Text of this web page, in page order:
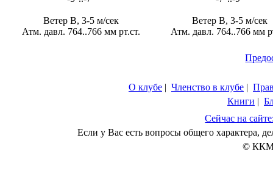
Ветер В, 3-5 м/сек
Атм. давл. 764..766 мм рт.ст.
Ветер В, 3-5 м/сек
Атм. давл. 764..766 мм
О клубе | Членство в клубе |
Книги |
Сейчас на
Если у Вас есть вопросы общего характера,
© ККМ